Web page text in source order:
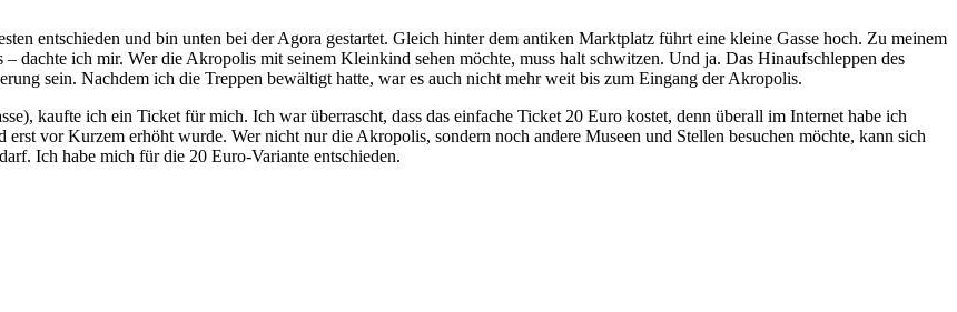
entschieden und bin unten bei der Agora gestartet. Gleich hinter dem antiken Marktplatz führt eine kleine Gasse hoch. Zu meinem
dachte ich mir. Wer die Akropolis mit seinem Kleinkind sehen möchte, muss halt schwitzen. Und ja. Das Hinaufschleppen des
sein. Nachdem ich die Treppen bewältigt hatte, war es auch nicht mehr weit bis zum Eingang der Akropolis.
kaufte ich ein Ticket für mich. Ich war überrascht, dass das einfache Ticket 20 Euro kostet, denn überall im Internet habe ich
vor Kurzem erhöht wurde. Wer nicht nur die Akropolis, sondern noch andere Museen und Stellen besuchen möchte, kann sich
Ich habe mich für die 20 Euro-Variante entschieden.